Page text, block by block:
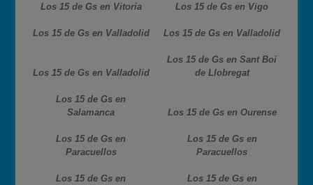
Los 15 de Gs en Vitoria Los 15 de Gs en Vigo
Los 15 de Gs en Valladolid Los 15 de Gs en Valladolid
Los 15 de Gs en Valladolid
Los 15 de Gs en Sant Boi
de Llobregat
Los 15 de Gs en
Salamanca
Los 15 de Gs en Ourense
Los 15 de Gs en
Paracuellos
Los 15 de Gs en
Paracuellos
Los 15 de Gs en
Los 15 de Gs en